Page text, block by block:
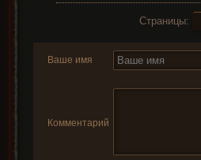
Страницы:
Ваше имя
Комментарий